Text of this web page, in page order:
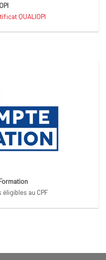
QUALIOPI
au CPF